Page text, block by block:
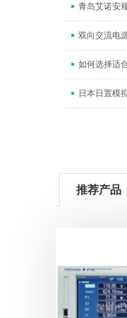
青岛艾诺安
双向交流电
如何选择适
推荐产品